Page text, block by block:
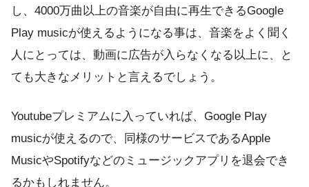
し、4000万曲以上の音楽が自由に再生できるGoogle
Play musicが使えるようになる事は、音楽をよく聞く
人にとっては、動画に広告が入らなくなる以上に、と
ても大きなメリットと言えるでしょう。
Youtubeプレミアムに入っていれば、Google Play
musicが使えるので、同様のサービスであるApple
MusicやSpotifyなどのミュージックアプリを退会でき
るかもしれません。